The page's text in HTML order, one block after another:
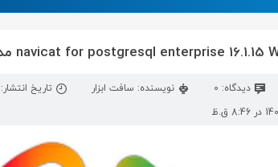
دیدگاه: 0 نویسنده: سافت ابزار
تاریخ انتشار: ۱۳ اردیبهشت ۱۴۰۳